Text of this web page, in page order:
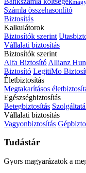
Számla összehasonlító
Biztosítás
Kalkulátorok
Biztosítók szerint
Vállalati biztosítás
Biztosítók szerint
Alfa Biztosító Allianz
Biztosító LegitiMo
Életbiztosítás
Megtakarításos
Egészségbiztosítás
Betegbiztosítás
Vállalati biztosítás
Vagyonbiztosítás
Tudástár
Gyors magyarázatok a